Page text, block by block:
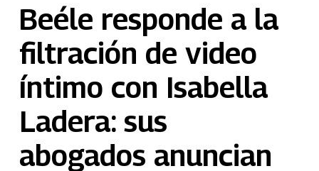
Beéle responde a la
filtración de video
íntimo con Isabella
Ladera: sus
abogados anuncian